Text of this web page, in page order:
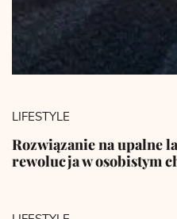
LIFESTYLE
Rozwiązanie na upalne
rewolucja w osobistym